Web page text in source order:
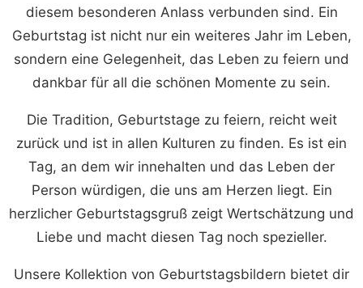
diesem besonderen Anlass verbunden sind. Ein
Geburtstag ist nicht nur ein weiteres Jahr im Leben,
sondern eine Gelegenheit, das Leben zu feiern und
dankbar für all die schönen Momente zu sein.
Die Tradition, Geburtstage zu feiern, reicht weit
zurück und ist in allen Kulturen zu finden. Es ist ein
Tag, an dem wir innehalten und das Leben der
Person würdigen, die uns am Herzen liegt. Ein
herzlicher Geburtstagsgruß zeigt Wertschätzung und
Liebe und macht diesen Tag noch spezieller.
Unsere Kollektion von Geburtstagsbildern bietet dir